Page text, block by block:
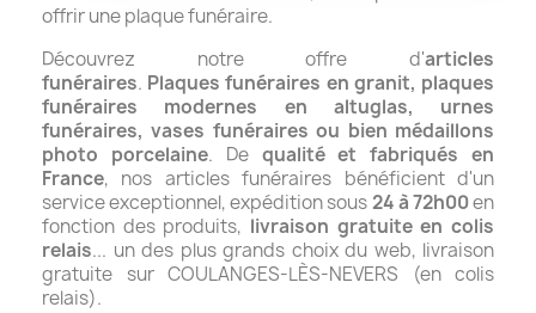
offrir une plaque funéraire.
Découvrez notre offre d'articles
funéraires. Plaques funéraires en granit, plaques
funéraires modernes en altuglas, urnes
funéraires, vases funéraires ou bien médaillons
photo porcelaine. De qualité et fabriqués en
France, nos articles funéraires bénéficient d'un
service exceptionnel, expédition sous 24 à 72h00en
fonction des produits, livraison gratuite en colis
relais... un des plus grands choix du web, livraison
gratuite sur COULANGES-LÈS-NEVERS (en colis
relais).
situation, en lien avec le défunt et à
❤ Être conseillé
Je préfère choisir seul